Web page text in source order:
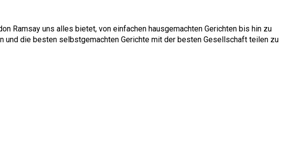
Ramsay uns alles bietet, von einfachen hausgemachten Gerichten bis hin zu
und die besten selbstgemachten Gerichte mit der besten Gesellschaft teilen zu